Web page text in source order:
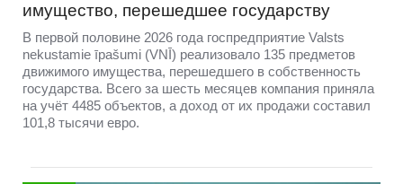
имущество, перешедшее государству
В первой половине 2026 года госпредприятие Valsts
nekustamie īpašumi (VNĪ) реализовало 135 предметов
движимого имущества, перешедшего в собственность
государства. Всего за шесть месяцев компания приняла
на учёт 4485 объектов, а доход от их продажи составил
101,8 тысячи евро.